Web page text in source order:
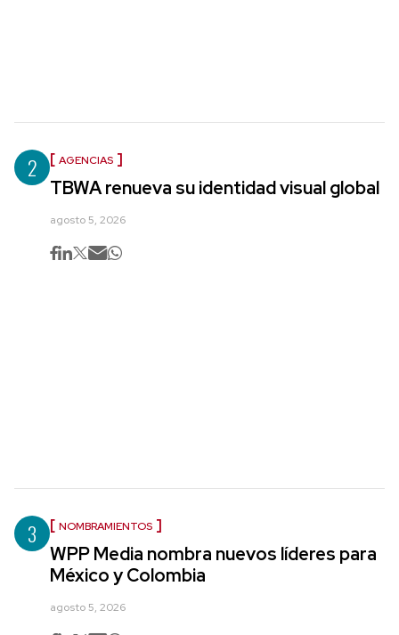
2 AGENCIAS
TBWA renueva su identidad visual global
agosto 5, 2026
3 NOMBRAMIENTOS
WPP Media nombra nuevos líderes para
México y Colombia
agosto 5, 2026